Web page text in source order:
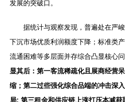
发展的突破口。
据统计与观察发现，普遍处在严
下沉市场优质利润额度下降；标准类
流通困难等多层面并存综合凸显核心问
显其后：第一客流稀疏化且展商经营
缩；第二过些强化综合品端的冲击深
局; 第三租金和供应链上涨打压本减